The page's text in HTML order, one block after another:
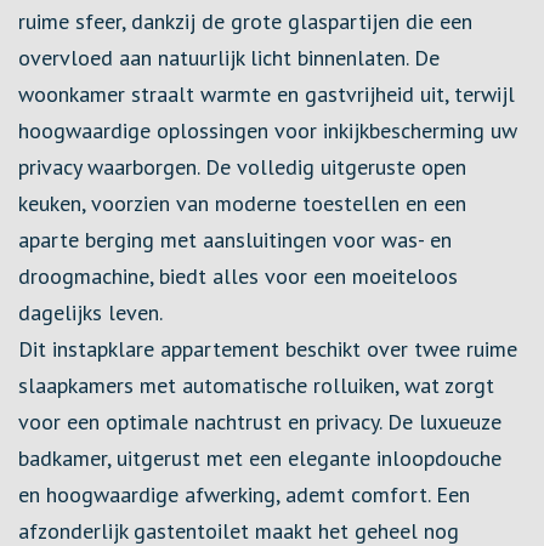
ruime sfeer, dankzij de grote glaspartijen die een
overvloed aan natuurlijk licht binnenlaten. De
woonkamer straalt warmte en gastvrijheid uit, terwijl
hoogwaardige oplossingen voor inkijkbescherming uw
privacy waarborgen. De volledig uitgeruste open
keuken, voorzien van moderne toestellen en een
aparte berging met aansluitingen voor was- en
droogmachine, biedt alles voor een moeiteloos
dagelijks leven.
Dit instapklare appartement beschikt over twee ruime
slaapkamers met automatische rolluiken, wat zorgt
voor een optimale nachtrust en privacy. De luxueuze
badkamer, uitgerust met een elegante inloopdouche
en hoogwaardige afwerking, ademt comfort. Een
afzonderlijk gastentoilet maakt het geheel nog